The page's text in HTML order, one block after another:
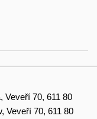
Veveří 70, 611 80
Veveří 70, 611 80